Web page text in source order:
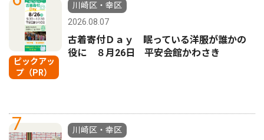
ピックアッ
プ（PR）
川崎区・幸区
2026.08.07
古着寄付Ｄａｙ 眠っている洋服が誰かの
役に ８月26日 平安会館かわさき
7
川崎区・幸区